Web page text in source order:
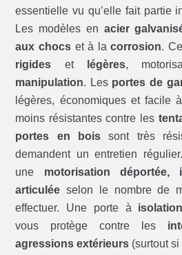
essentielle vu qu’elle fait partie
Les modèles en acier
aux chocset à lacorrosion.
rigides et légères,
manipulation. Les portes de
légères, économiques et facile à
moins résistantes contre les
portes en boissont très
demandent un entretien
une motorisation déportée,
articulée selon le nombre de
effectuer. Une porte à
vous protège contre les
agressions extérieurs (surtout